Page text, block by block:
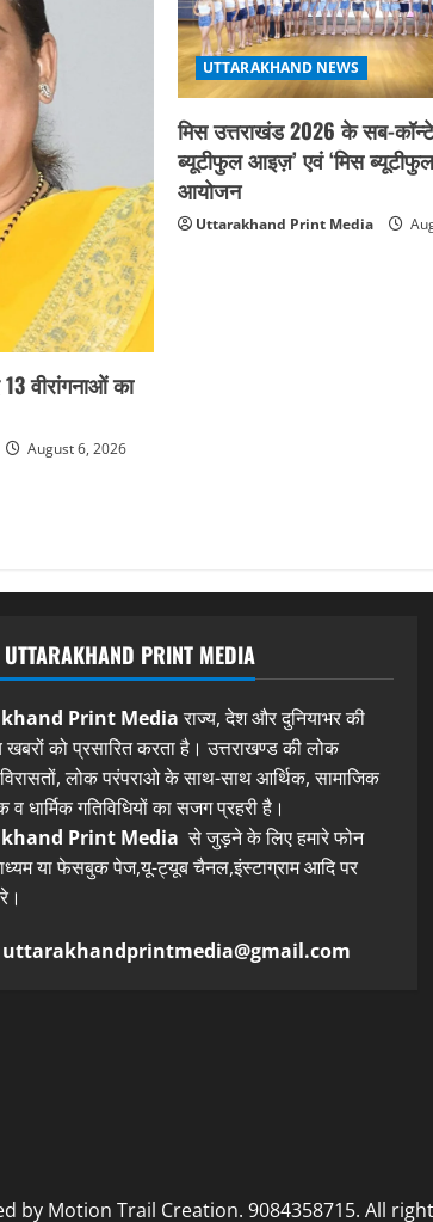
वीरांगनाओं का
August 6, 2026
UTTARAKHAND NEWS
मिस उत्तराखंड 2026 के सब-
ब्यूटीफुल आइज़’ एवं ‘मिस
आयोजन
Uttarakhand Print Media
PRINT MEDIA
Print Mediaराज्य, देश और दुनियाभर की
को प्रसारित करता है। उत्तराखण्ड की लोक
लोक परंपराओ के साथ-साथ आर्थिक, सामाजिक
व धार्मिक गतिविधियों का सजग प्रहरी है।
Print Media से जुड़ने के लिए हमारे फोन
या फेसबुक पेज,यू-ट्यूब चैनल,इंस्टाग्राम आदि पर
uttarakhandprintmedia@gmail.com
by Motion Trail Creation. 9084358715. All